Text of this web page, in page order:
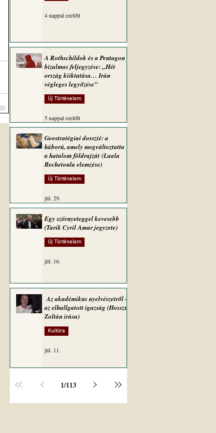
4 nappal ezelőtt
A Rothschildok és a Pentagon
bizalmas feljegyzése: „Hét
ország kiiktatása… Irán
végleges legyőzése”
Új Történelem
5 nappal ezelőtt
Geostratégiai dosszié: a
háború, amely megváltoztatta
a hatalom földrajzát (Laala
Bechetoula elemzése)
Új Történelem
júl. 29.
Egy szörnyeteggel kevesebb
(Tarik Cyril Amar jegyzete)
Új Történelem
júl. 16.
Az akadémikus nyelvészetről –
az elhallgatott igazság (Hosszú
Zoltán írása)
Kultúra
júl. 11.
1/113